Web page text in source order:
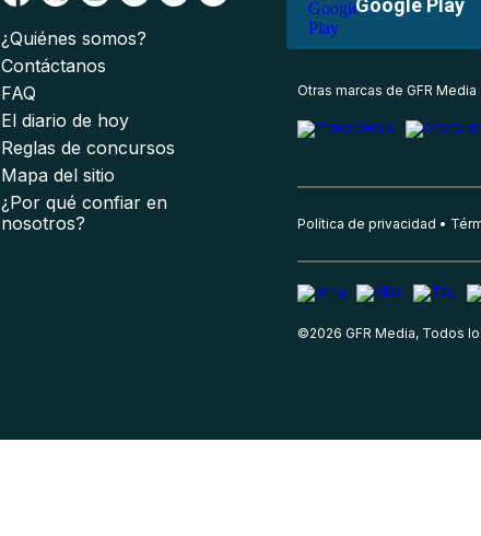
Google Play
¿Quiénes somos?
Contáctanos
FAQ
El diario de hoy
Reglas de concursos
Mapa del sitio
¿Por qué confiar en
nosotros?
Otras marcas de GFR Media
Política de privacidad
©2026 GFR Media, Todos